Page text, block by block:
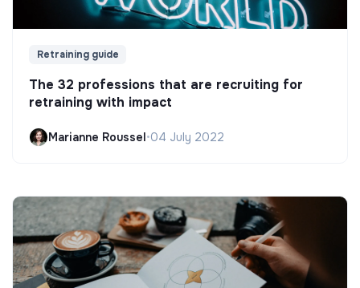
Retraining guide
The 32 professions that are recruiting for
retraining with impact
Marianne Roussel•04 July 2022